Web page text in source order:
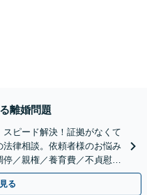
離婚問題
スピード解決！証拠がなくて
律相談。依頼者様のお悩み
／親権／養育費／不貞慰謝
連れ相談可】
る